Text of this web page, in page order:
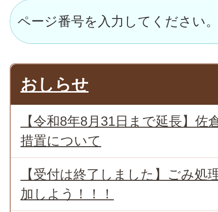
おしらせ
【令和8年8月31日まで延長】佐
措置について
【受付は終了しました】ごみ処
加しよう！！！